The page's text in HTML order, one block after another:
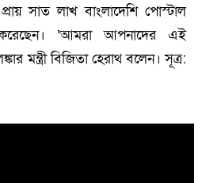
সাত লাখ বাংলাদেশি পোস্টাল
‘আমরা আপনাদের এই
মন্ত্রী বিজিতা হেরাথ বলেন। সূত্র: